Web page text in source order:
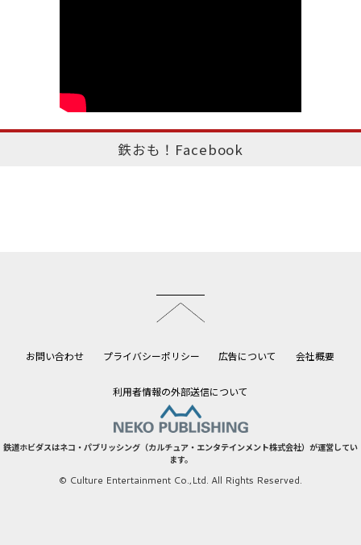
鉄おも！Facebook
お問い合わせ プライバシーポリシー 広告について 会社概要
利用者情報の外部送信について
鉄道ホビダスはネコ・パブリッシング（カルチュア・エンタテインメント株式会社）が運営してい
ます。
© Culture Entertainment Co.,Ltd. All Rights Reserved.